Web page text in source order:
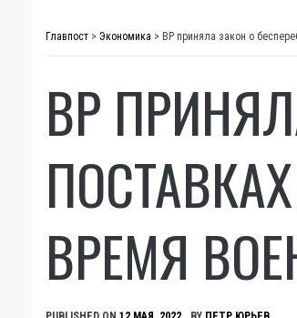
Главпост > Экономика > ВР приняла закон о
ВР
ВРЕМЯ